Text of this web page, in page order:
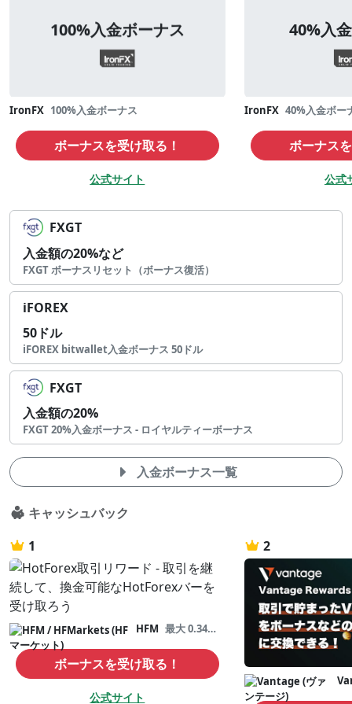
100%入金ボーナス
IronFX 100%入金ボーナス
ボーナスを受け取る！
公式サイト
40%入
IronFX 40%入金ボー
ボーナス
公式
FXGT
入金額の20%など
FXGT ボーナスリセット（ボーナス復活）
iFOREX
50ドル
iFOREX bitwallet入金ボーナス 50ドル
FXGT
入金額の20%
FXGT 20%入金ボーナス - ロイヤルティーボーナス
入金ボーナス一覧
キャッシュバック
1
HFM 最大 0.34ドル/lot
ボーナスを受け取る！
公式サイト
2